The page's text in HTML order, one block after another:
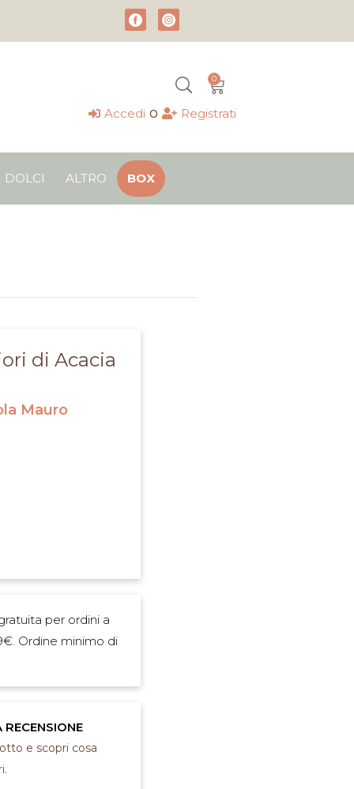
0
Carrello
Accedi o Registrati
DOLCI ALTRO BOX
di Acacia
Mauro
per ordini a
Ordine minimo di
e scopri cosa